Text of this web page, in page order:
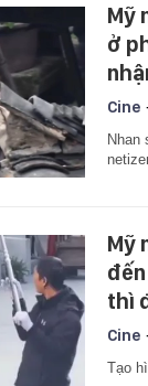
Mỹ
ở
Cine
Nhan
Mỹ
thì
Cine
Tạo